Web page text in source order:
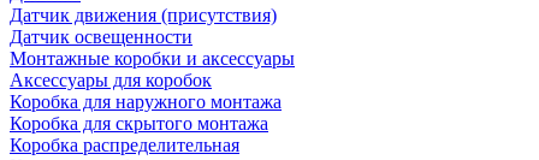
Датчик движения (присутствия)
Датчик освещенности
Монтажные коробки и аксессуары
Аксессуары для коробок
Коробка для наружного монтажа
Коробка для скрытого монтажа
Коробка распределительная